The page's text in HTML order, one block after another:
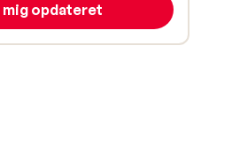
mig opdateret